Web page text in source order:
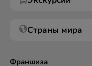
Страны мира
Франшиза